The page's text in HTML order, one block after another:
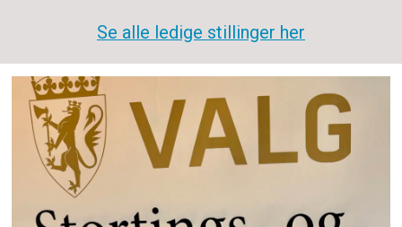
Se alle ledige stillinger her